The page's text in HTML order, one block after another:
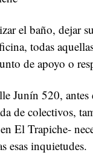
el baño, dejar
todas
de apoyo o
Junín 520,
de colectivos,
El Trapiche-
esas inquietudes.